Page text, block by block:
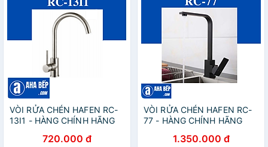
VÒI RỬA CHÉN HAFEN RC-
13I1 - HÀNG CHÍNH HÃNG
720.000 đ
VÒI RỬA CHÉN HAFEN RC-
77 - HÀNG CHÍNH HÃNG
1.350.000 đ